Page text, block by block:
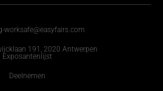
worksafe@easyfairs.com
191, 2020 Antwerpen
Exposantenlijst
Deelnemen